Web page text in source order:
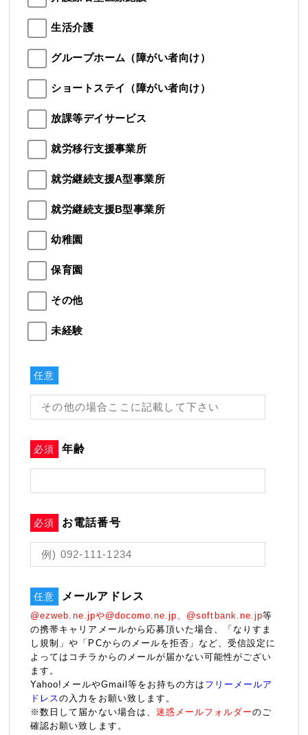
生活介護
グループホーム（障がい者向け）
ショートステイ（障がい者向け）
放課等デイサービス
就労移行支援事業所
就労継続支援A型事業所
就労継続支援B型事業所
幼稚園
保育園
その他
未経験
任意
必須 年齢
必須 お電話番号
任意 メールアドレス
@ezweb.ne.jpや@docomo.ne.jp、@softbank.ne.jp等
の携帯キャリアメールから応募頂いた場合、「なりすま
し規制」や「PCからのメールを拒否」など、受信設定に
よってはコチラからのメールが届かない可能性がござい
ます。
Yahoo!メールやGmail等をお持ちの方は フリーメールア
ドレスの入力をお願い致します。
※数日して届かない場合は、 迷惑メールフォルダーのご
確認お願い致します。